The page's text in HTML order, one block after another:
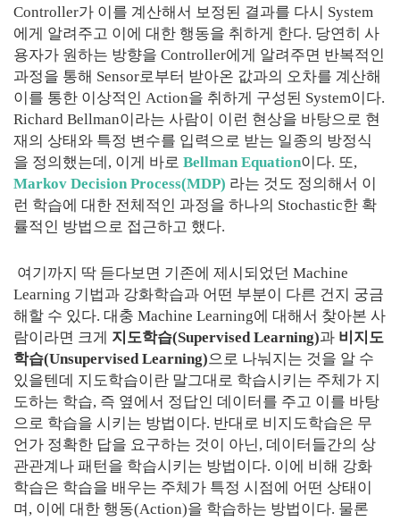
Controller가 이를 계산해서 보정된 결과를 다시 System
에게 알려주고 이에 대한 행동을 취하게 한다. 당연히 사
용자가 원하는 방향을 Controller에게 알려주면 반복적인
과정을 통해 Sensor로부터 받아온 값과의 오차를 계산해
이를 통한 이상적인 Action을 취하게 구성된 System이다.
Richard Bellman이라는 사람이 이런 현상을 바탕으로 현
재의 상태와 특정 변수를 입력으로 받는 일종의 방정식
을 정의했는데, 이게 바로 Bellman Equation이다. 또,
Markov Decision Process(MDP) 라는 것도 정의해서 이
런 학습에 대한 전체적인 과정을 하나의 Stochastic한 확
률적인 방법으로 접근하고 했다.
여기까지 딱 듣다보면 기존에 제시되었던 Machine
Learning 기법과 강화학습과 어떤 부분이 다른 건지 궁금
해할 수 있다. 대충 Machine Learning에 대해서 찾아본 사
람이라면 크게 지도학습(Supervised Learning)과 비지도
학습(Unsupervised Learning)으로 나눠지는 것을 알 수
있을텐데 지도학습이란 말그대로 학습시키는 주체가 지
도하는 학습, 즉 옆에서 정답인 데이터를 주고 이를 바탕
으로 학습을 시키는 방법이다. 반대로 비지도학습은 무
언가 정확한 답을 요구하는 것이 아닌, 데이터들간의 상
관관계나 패턴을 학습시키는 방법이다. 이에 비해 강화
학습은 학습을 배우는 주체가 특정 시점에 어떤 상태이
며, 이에 대한 행동(Action)을 학습하는 방법이다. 물론